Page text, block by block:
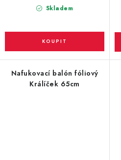
Skladem
Nafukovací balón fóliový
Králíček 65cm